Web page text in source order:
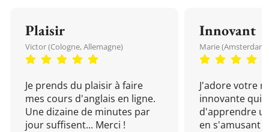
Plaisir
Victor (Cologne, Allemagne)
Je prends du plaisir à faire
mes cours d'anglais en ligne.
Une dizaine de minutes par
jour suffisent... Merci !
Innovant
Marie (Amsterdam,
J'adore votre
innovante qui
d'apprendre
en s'amusant !